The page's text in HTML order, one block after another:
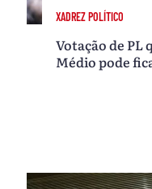
XADREZ POLÍTICO
Votação de PL
Médio pode